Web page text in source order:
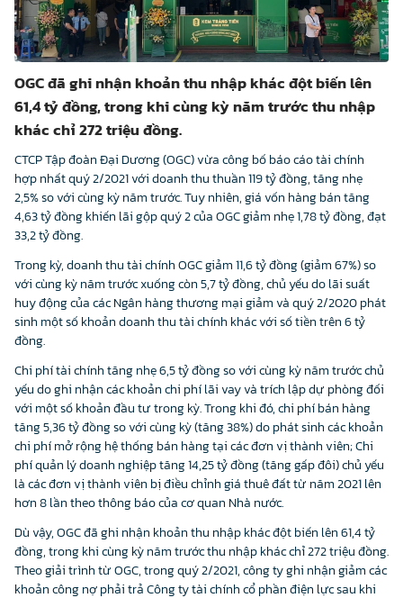
OGC đã ghi nhận khoản thu nhập khác đột biến lên
61,4 tỷ đồng, trong khi cùng kỳ năm trước thu nhập
khác chỉ 272 triệu đồng.
CTCP Tập đoàn Đại Dương (OGC) vừa công bố báo cáo tài chính
hợp nhất quý 2/2021 với doanh thu thuần 119 tỷ đồng, tăng nhẹ
2,5% so với cùng kỳ năm trước. Tuy nhiên, giá vốn hàng bán tăng
4,63 tỷ đồng khiến lãi gộp quý 2 của OGC giảm nhẹ 1,78 tỷ đồng, đạt
33,2 tỷ đồng.
Trong kỳ, doanh thu tài chính OGC giảm 11,6 tỷ đồng (giảm 67%) so
với cùng kỳ năm trước xuống còn 5,7 tỷ đồng, chủ yếu do lãi suất
huy động của các Ngân hàng thương mại giảm và quý 2/2020 phát
sinh một số khoản doanh thu tài chính khác với số tiền trên 6 tỷ
đồng.
Chi phí tài chính tăng nhẹ 6,5 tỷ đồng so với cùng kỳ năm trước chủ
yếu do ghi nhận các khoản chi phí lãi vay và trích lập dự phòng đối
với một số khoản đầu tư trong kỳ. Trong khi đó, chi phí bán hàng
tăng 5,36 tỷ đồng so với cùng kỳ (tăng 38%) do phát sinh các khoản
chi phí mở rộng hệ thống bán hàng tại các đơn vị thành viên; Chi
phí quản lý doanh nghiệp tăng 14,25 tỷ đồng (tăng gấp đôi) chủ yếu
là các đơn vị thành viên bị điều chỉnh giá thuê đất từ năm 2021 lên
hơn 8 lần theo thông báo của cơ quan Nhà nước.
Dù vậy, OGC đã ghi nhận khoản thu nhập khác đột biến lên 61,4 tỷ
đồng, trong khi cùng kỳ năm trước thu nhập khác chỉ 272 triệu đồng.
Theo giải trình từ OGC, trong quý 2/2021, công ty ghi nhận giảm các
khoản công nợ phải trả Công ty tài chính cổ phần điện lực sau khi